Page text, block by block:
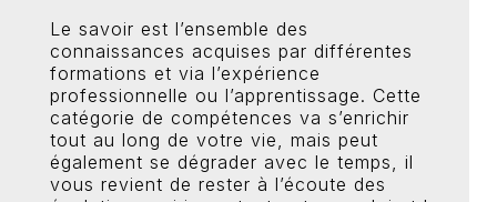
Le savoir est l’ensemble des
connaissances acquises par différentes
formations et via l’expérience
professionnelle ou l’apprentissage. Cette
catégorie de compétences va s’enrichir
tout au long de votre vie, mais peut
également se dégrader avec le temps, il
vous revient de rester à l’écoute des